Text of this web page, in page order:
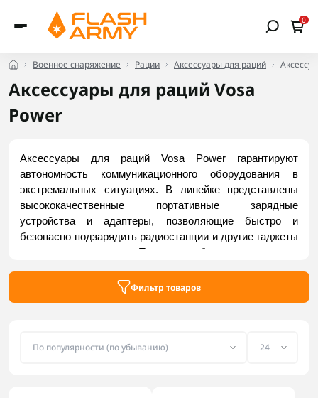
0
Военное снаряжение Рации Аксессуары для раций
Аксессуары для раций Vosa
Power
Аксессуары для раций Vosa Power гарантируют
автономность коммуникационного оборудования в
экстремальных ситуациях. В линейке представлены
высококачественные портативные зарядные
устройства и адаптеры, позволяющие быстро и
безопасно подзарядить радиостанции и другие гаджеты
в полевых условиях. Продукция бренда отличается
зарядки и надежной защитой от перегрузок и короткого
Фильтр товаров